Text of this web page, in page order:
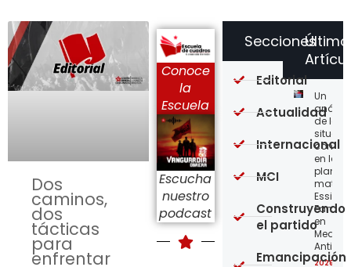
Dos
caminos,
dos
tácticas
para
enfrentar
Conoce
la
Escuela
Escucha
nuestro
podcast
Un
de la
en la
planta
matriz
Essity-
Familia
en
2026-
Secciones
Editorial
Actualidad
Internacional
MCI
Construyendo
el partido
Emancipación